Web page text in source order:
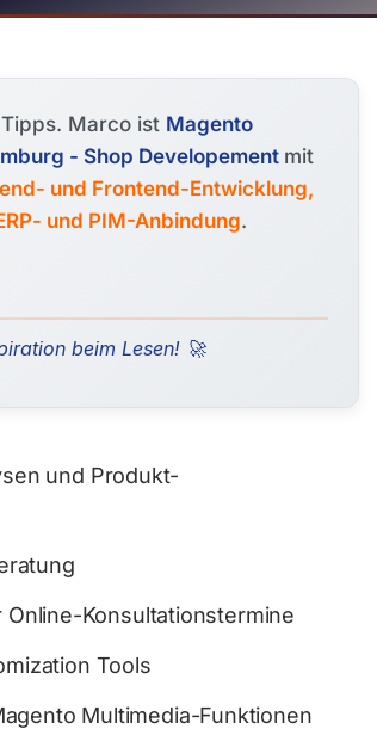
Marco ist Magento
- Shop Developement mit
und Frontend-Entwicklung,
und PIM-Anbindung.
beim Lesen! 🚀
und Produkt-
Konsultationstermine
Tools
Multimedia-Funktionen